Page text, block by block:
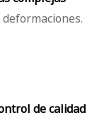
de calidad